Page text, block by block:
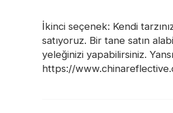
İkinci seçenek: Kendi
satıyoruz. Bir tane satın
yeleğinizi yapabilirsiniz.
https://